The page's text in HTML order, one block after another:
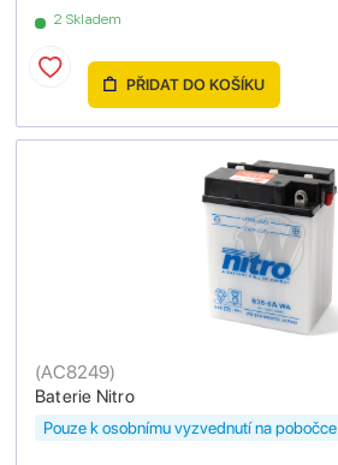
2 Skladem
PŘIDAT DO KOŠÍKU
Baterie Nitro
(AC8249)
Pouze k osobnímu vyzvednutí na pobočce